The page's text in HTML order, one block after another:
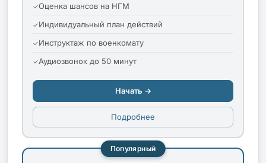
Оценка шансов на НГМ
Индивидуальный план действий
Инструктаж по военкомату
Аудиозвонок до 50 минут
Начать →
Подробнее
Популярный